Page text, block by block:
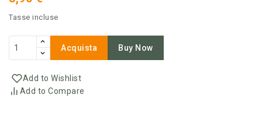
Tasse incluse
Acquista Buy Now
Add to Wishlist
Add to Compare